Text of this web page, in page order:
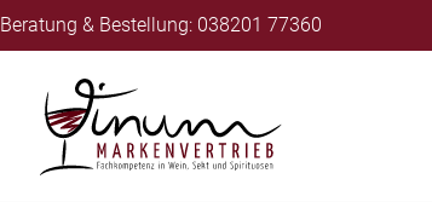
Beratung & Bestellung: 038201 77360